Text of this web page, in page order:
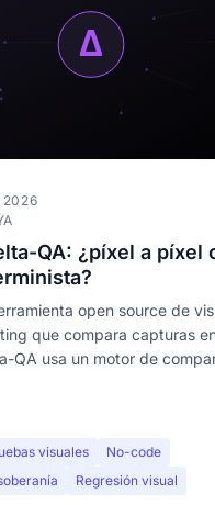
2026
QA: ¿píxel a píxel
open source de
que compara capturas
QA usa un motor de
adecuada.
visuales
No-code
Regresión visual